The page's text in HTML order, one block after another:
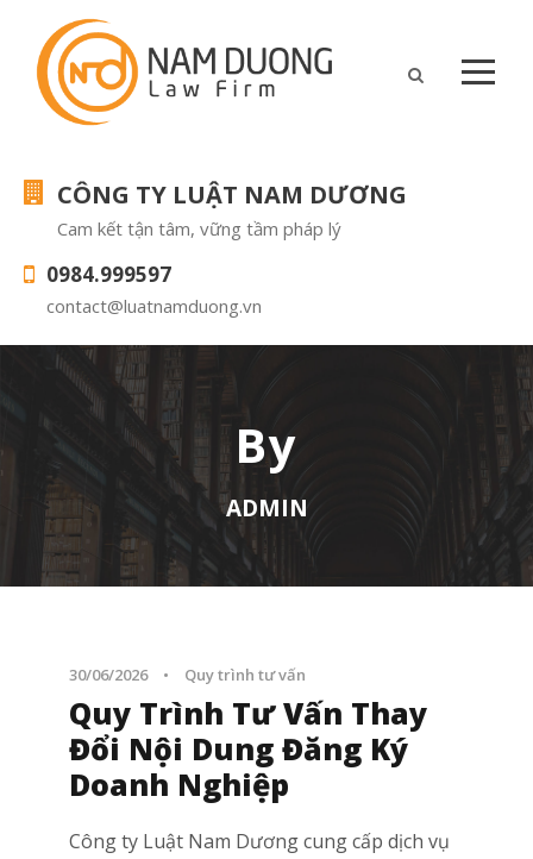
CÔNG TY LUẬT NAM DƯƠNG
Cam kết tận tâm, vững tầm pháp lý
0984.999597
contact@luatnamduong.vn
By
ADMIN
30/06/2026 • Quy trình tư vấn
Quy Trình Tư Vấn Thay
Đổi Nội Dung Đăng Ký
Doanh Nghiệp
Công ty Luật Nam Dương cung cấp dịch vụ